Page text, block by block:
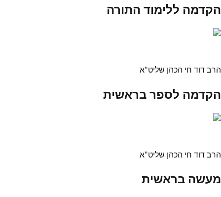
הקדמה ללימוד התורה
הרב דוד חי הכהן שליט"א
הקדמה לספר בראשית
הרב דוד חי הכהן שליט"א
מעשה בראשית